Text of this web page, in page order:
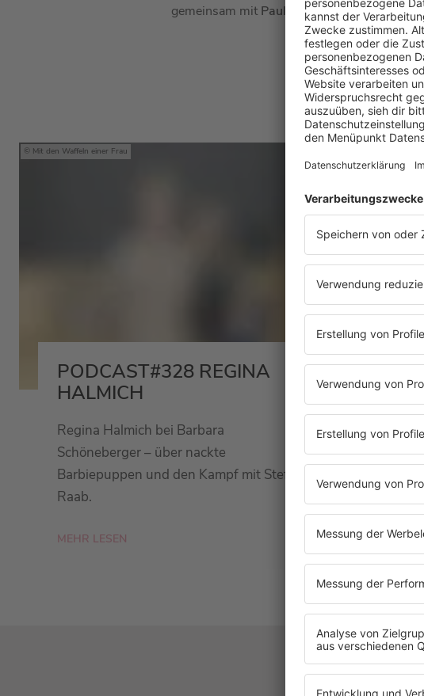
gemeinsam mit Paula Lamberteinen
Hier gibt
Mit den Waffeln einer Frau
PODCAST#328 REGINA
HALMICH
Regina Halmich bei Barbara
Schöneberger – über nackte
Barbiepuppen und den Kampf mit Stefan
Raab.
MEHR LESEN